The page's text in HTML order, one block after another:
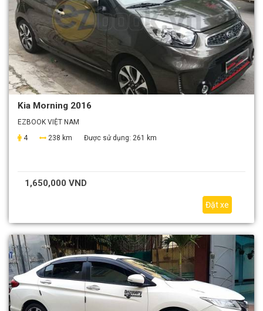
Kia Morning 2016
EZBOOK VIỆT NAM
4
238 km Được sử dụng: 261 km
1,650,000 VND
Đặt xe